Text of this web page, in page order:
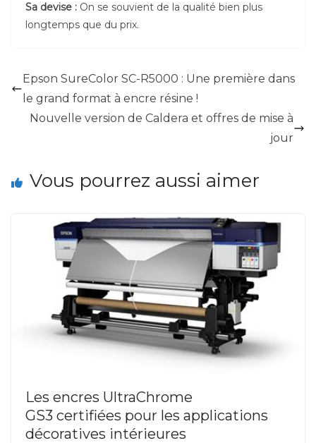
Sa devise : On se souvient de la qualité bien plus
longtemps que du prix.
Epson SureColor SC-R5000 : Une première dans
le grand format à encre résine !
Nouvelle version de Caldera et offres de mise à
jour
Vous pourrez aussi aimer
Les encres UltraChrome
GS3 certifiées pour les applications
décoratives intérieures